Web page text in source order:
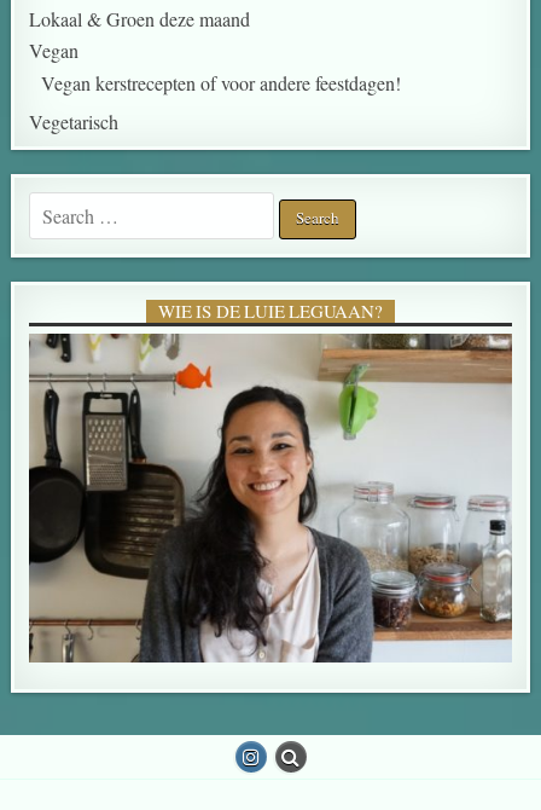
Lokaal & Groen deze maand
Vegan
Vegan kerstrecepten of voor andere feestdagen!
Vegetarisch
Search for:
WIE IS DE LUIE LEGUAAN?